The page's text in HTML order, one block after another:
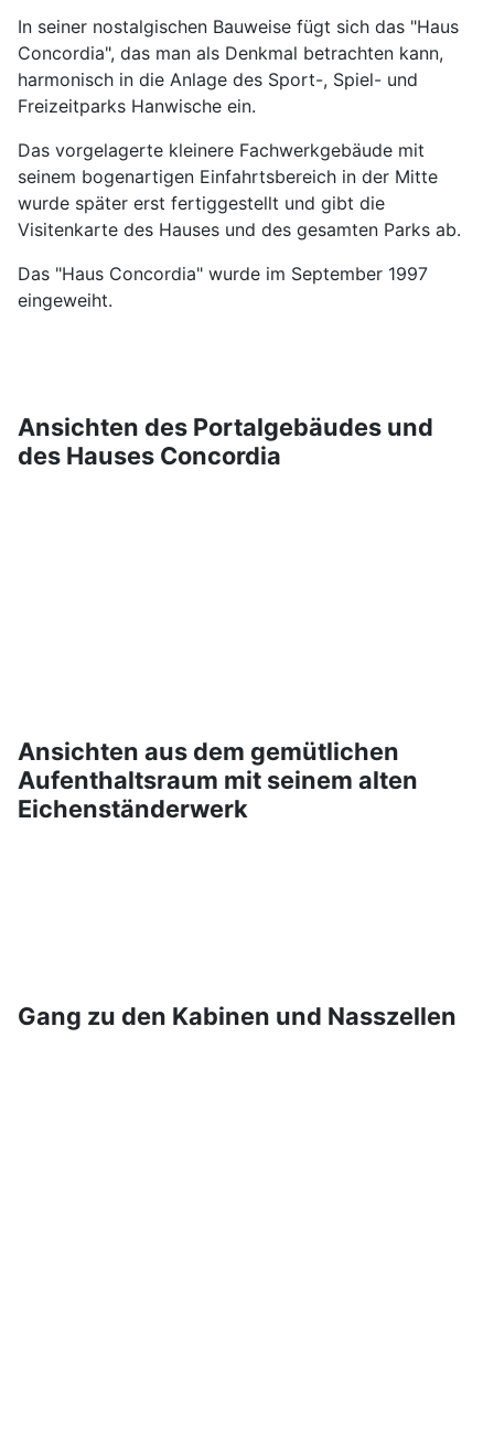
In seiner nostalgischen Bauweise fügt sich das "Haus
Concordia", das man als Denkmal betrachten kann,
harmonisch in die Anlage des Sport-, Spiel- und
Freizeitparks Hanwische ein.
Das vorgelagerte kleinere Fachwerkgebäude mit
seinem bogenartigen Einfahrtsbereich in der Mitte
wurde später erst fertiggestellt und gibt die
Visitenkarte des Hauses und des gesamten Parks ab.
Das "Haus Concordia" wurde im September 1997
eingeweiht.
Ansichten des Portalgebäudes und
des Hauses Concordia
Ansichten aus dem gemütlichen
Aufenthaltsraum mit seinem alten
Eichenständerwerk
Gang zu den Kabinen und Nasszellen